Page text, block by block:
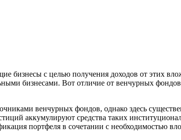
бизнесы с целью получения доходов от этих
бизнесами. Вот отличие от венчурных
венчурных фондов, однако здесь
аккумулируют средства таких
портфеля в сочетании с необходимостью